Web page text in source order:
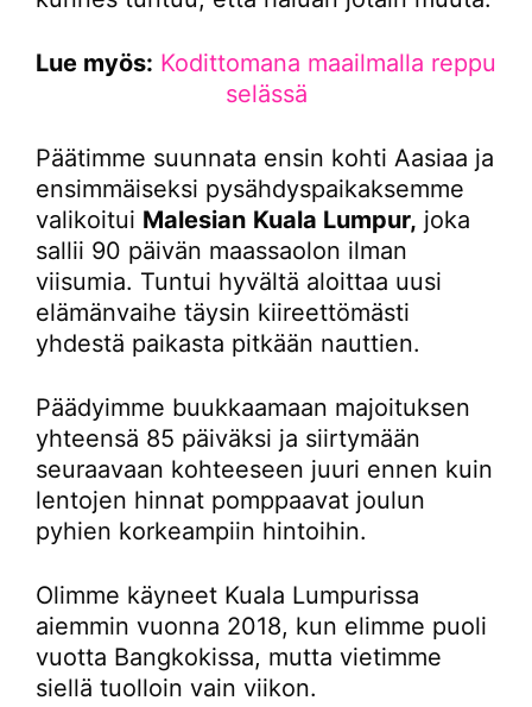
Lue myös: Kodittomana maailmalla reppu
selässä
Päätimme suunnata ensin kohti Aasiaa ja
ensimmäiseksi pysähdyspaikaksemme
valikoitui Malesian Kuala Lumpur, joka
sallii 90 päivän maassaolon ilman
viisumia. Tuntui hyvältä aloittaa uusi
elämänvaihe täysin kiireettömästi
yhdestä paikasta pitkään nauttien.
Päädyimme buukkaamaan majoituksen
yhteensä 85 päiväksi ja siirtymään
seuraavaan kohteeseen juuri ennen kuin
lentojen hinnat pomppaavat joulun
pyhien korkeampiin hintoihin.
Olimme käyneet Kuala Lumpurissa
aiemmin vuonna 2018, kun elimme puoli
vuotta Bangkokissa, mutta vietimme
siellä tuolloin vain viikon.